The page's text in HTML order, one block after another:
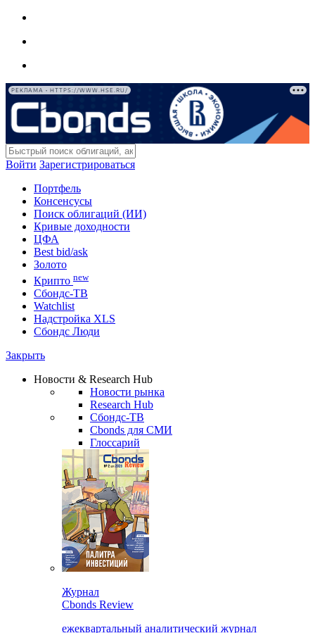
РЕКЛАМА • HTTPS://WWW.HSE.RU/
Войти Зарегистрироваться
Портфель
Консенсусы
Поиск облигаций (ИИ)
Кривые доходности
ЦФА
Best bid/ask
Золото
Крипто new
Сбондс-ТВ
Watchlist
Надстройка XLS
Сбондс Люди
Закрыть
Новости & Research Hub
Новости рынка
Research Hub
Сбондс-ТВ
Cbonds для СМИ
Глоссарий
Журнал
Cbonds Review
ежеквартальный аналитический журнал